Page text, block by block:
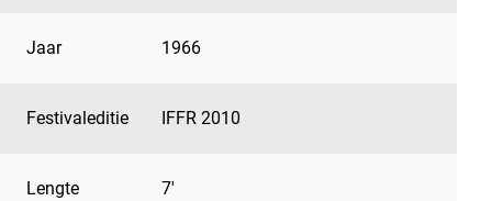
Jaar 1966
Festivaleditie IFFR 2010
Lengte 7'